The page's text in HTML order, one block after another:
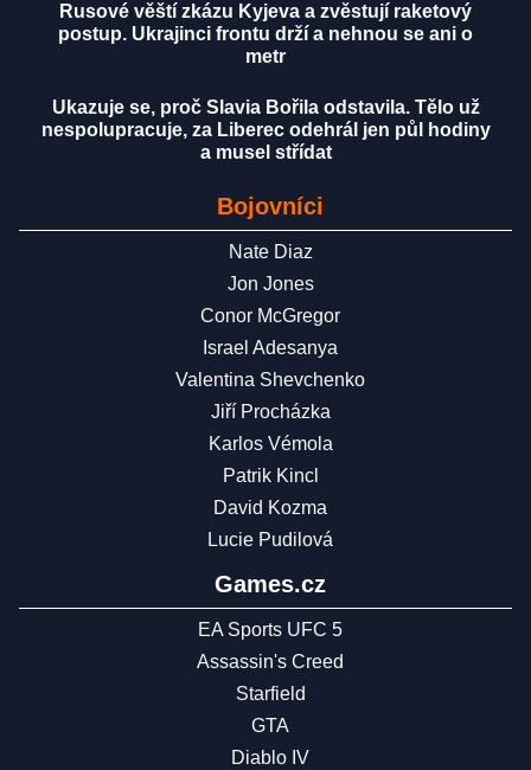
Rusové věští zkázu Kyjeva a zvěstují raketový
postup. Ukrajinci frontu drží a nehnou se ani o
metr
Ukazuje se, proč Slavia Bořila odstavila. Tělo už
nespolupracuje, za Liberec odehrál jen půl hodiny
a musel střídat
Bojovníci
Nate Diaz
Jon Jones
Conor McGregor
Israel Adesanya
Valentina Shevchenko
Jiří Procházka
Karlos Vémola
Patrik Kincl
David Kozma
Lucie Pudilová
Games.cz
EA Sports UFC 5
Assassin's Creed
Starfield
GTA
Diablo IV